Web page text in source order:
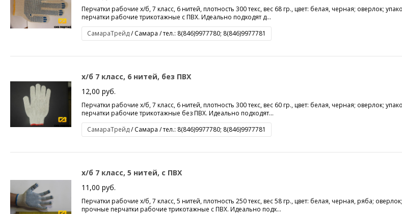
Перчатки рабочие х/б, 7 класс, 6 нитей, плотность 300 текс, вес 68 гр., цвет: белая, черная; оверлок;
перчатки рабочие трикотажные с ПВХ. Идеально подходят д...
СамараТрейд/ Самара / тел.: 8(846)9977780; 8(846)9977781
х/б 7 класс, 6 нитей, без ПВХ
12,00 руб.
Перчатки рабочие х/б, 7 класс, 6 нитей, плотность 300 текс, вес 60 гр., цвет: белая, черная; оверлок;
перчатки рабочие трикотажные без ПВХ. Идеально подходят...
СамараТрейд/ Самара / тел.: 8(846)9977780; 8(846)9977781
х/б 7 класс, 5 нитей, с ПВХ
11,00 руб.
Перчатки рабочие х/б, 7 класс, 5 нитей, плотность 250 текс, вес 58 гр., цвет: белая, черная, ряба;
прочные перчатки рабочие трикотажные с ПВХ. Идеально подх...